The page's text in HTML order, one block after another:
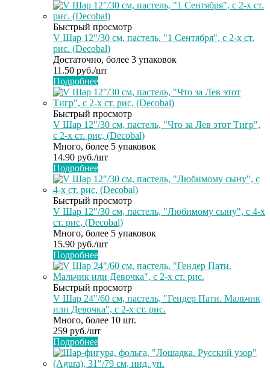
Быстрый просмотр
V Шар 12"/30 см, пастель, "1 Сентября", с 2-х ст.
рис. (Decobal)
Достаточно, более 3 упаковок
11.50 руб./шт
Подробнее
Быстрый просмотр
V Шар 12"/30 см, пастель, "Что за Лев этот Тигр",
с 2-х ст. рис, (Decobal)
Много, более 5 упаковок
14.90 руб./шт
Подробнее
Быстрый просмотр
V Шар 12"/30 см, пастель, "Любимому сыну", с 4-х
ст. рис, (Decobal)
Много, более 5 упаковок
15.90 руб./шт
Подробнее
Быстрый просмотр
V Шар 24"/60 см, пастель, "Гендер Пати. Мальчик
или Девочка", с 2-х ст. рис.
Много, более 10 шт.
259 руб./шт
Подробнее